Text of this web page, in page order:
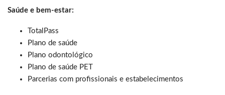
Saúde e bem-estar:
TotalPass
Plano de saúde
Plano odontológico
Plano de saúde PET
Parcerias com profissionais e estabelecimentos